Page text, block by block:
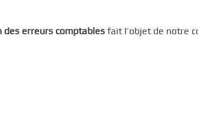
des erreurs comptables fait l’objet de notre